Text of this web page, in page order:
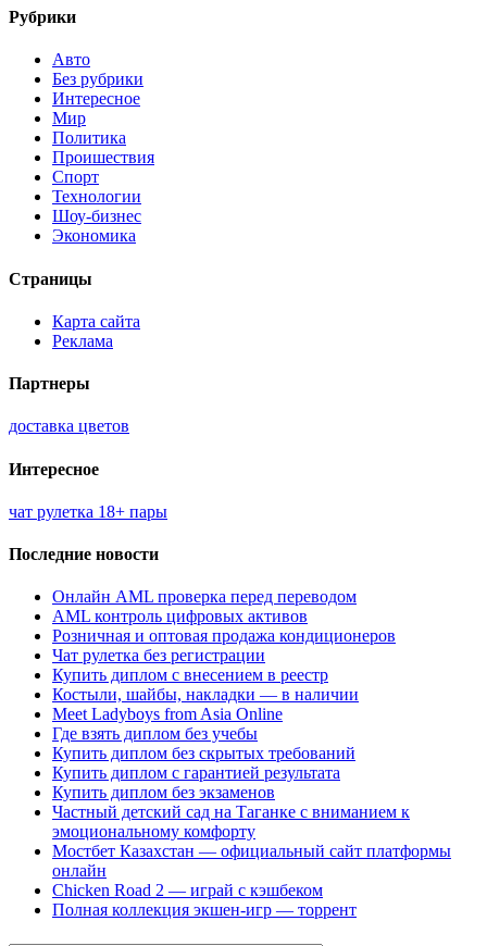
Рубрики
Авто
Без рубрики
Интересное
Мир
Политика
Проишествия
Спорт
Технологии
Шоу-бизнес
Экономика
Страницы
Карта сайта
Реклама
Партнеры
доставка цветов
Интересное
чат рулетка 18+ пары
Последние новости
Онлайн AML проверка перед переводом
AML контроль цифровых активов
Розничная и оптовая продажа кондиционеров
Чат рулетка без регистрации
Купить диплом с внесением в реестр
Костыли, шайбы, накладки — в наличии
Meet Ladyboys from Asia Online
Где взять диплом без учебы
Купить диплом без скрытых требований
Купить диплом с гарантией результата
Купить диплом без экзаменов
Частный детский сад на Таганке с вниманием к
эмоциональному комфорту
Мостбет Казахстан — официальный сайт платформы
онлайн
Chicken Road 2 — играй с кэшбеком
Полная коллекция экшен-игр — торрент